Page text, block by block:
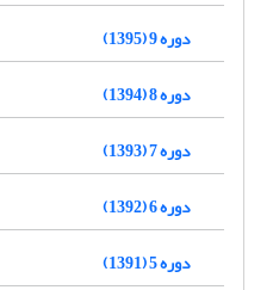
دوره 9 (1395)
دوره 8 (1394)
دوره 7 (1393)
دوره 6 (1392)
دوره 5 (1391)